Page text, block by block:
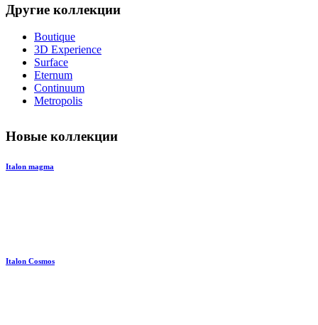
Другие коллекции
Boutique
3D Experience
Surface
Eternum
Continuum
Metropolis
Новые коллекции
Italon magma
Italon Cosmos